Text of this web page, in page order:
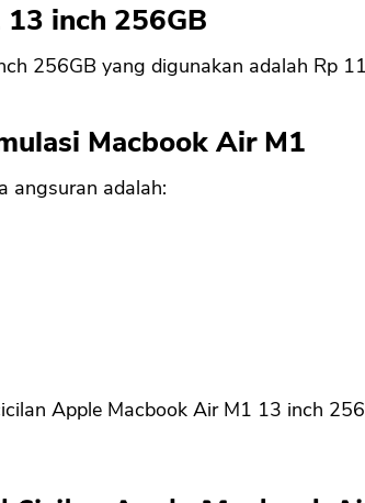
inch 256GB
256GB yang digunakan adalah Rp
Macbook Air M1
angsuran adalah:
Apple Macbook Air M1 13 inch